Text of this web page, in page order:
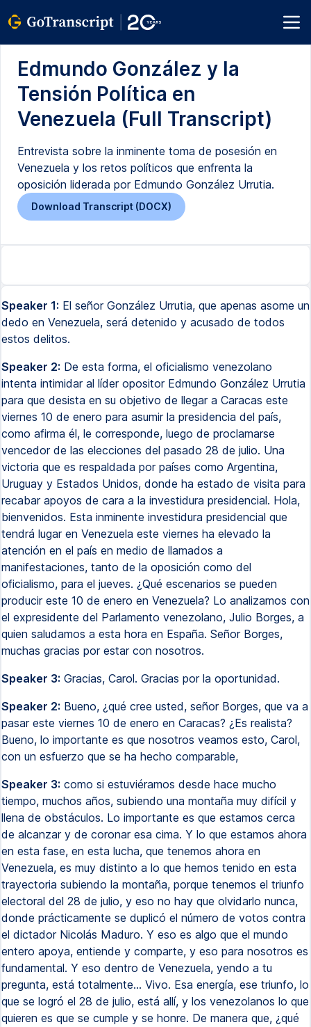
Edmundo González y la
Tensión Política en
Venezuela (Full Transcript)
Entrevista sobre la inminente toma de posesión en
Venezuela y los retos políticos que enfrenta la
oposición liderada por Edmundo González Urrutia.
Download Transcript (DOCX)
Speaker 1: El señor González Urrutia, que apenas asome un
dedo en Venezuela, será detenido y acusado de todos
estos delitos.
Speaker 2: De esta forma, el oficialismo venezolano
intenta intimidar al líder opositor Edmundo González Urrutia
para que desista en su objetivo de llegar a Caracas este
viernes 10 de enero para asumir la presidencia del país,
como afirma él, le corresponde, luego de proclamarse
vencedor de las elecciones del pasado 28 de julio. Una
victoria que es respaldada por países como Argentina,
Uruguay y Estados Unidos, donde ha estado de visita para
recabar apoyos de cara a la investidura presidencial. Hola,
bienvenidos. Esta inminente investidura presidencial que
tendrá lugar en Venezuela este viernes ha elevado la
atención en el país en medio de llamados a
manifestaciones, tanto de la oposición como del
oficialismo, para el jueves. ¿Qué escenarios se pueden
producir este 10 de enero en Venezuela? Lo analizamos con
el expresidente del Parlamento venezolano, Julio Borges, a
quien saludamos a esta hora en España. Señor Borges,
muchas gracias por estar con nosotros.
Speaker 3: Gracias, Carol. Gracias por la oportunidad.
Speaker 2: Bueno, ¿qué cree usted, señor Borges, que va a
pasar este viernes 10 de enero en Caracas? ¿Es realista?
Bueno, lo importante es que nosotros veamos esto, Carol,
con un esfuerzo que se ha hecho comparable,
Speaker 3: como si estuviéramos desde hace mucho
tiempo, muchos años, subiendo una montaña muy difícil y
llena de obstáculos. Lo importante es que estamos cerca
de alcanzar y de coronar esa cima. Y lo que estamos ahora
en esta fase, en esta lucha, que tenemos ahora en
Venezuela, es muy distinto a lo que hemos tenido en esta
trayectoria subiendo la montaña, porque tenemos el triunfo
electoral del 28 de julio, y eso no hay que olvidarlo nunca,
donde prácticamente se duplicó el número de votos contra
el dictador Nicolás Maduro. Y eso es algo que el mundo
entero apoya, entiende y comparte, y eso para nosotros es
fundamental. Y eso dentro de Venezuela, yendo a tu
pregunta, está totalmente... Vivo. Esa energía, ese triunfo, lo
que se logró el 28 de julio, está allí, y los venezolanos lo que
quieren es que se cumple y se honre. De manera que, ¿qué